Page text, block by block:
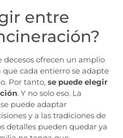
entre
decesos ofrecen un amplio
que cada entierro se adapte
Por tanto, se puede elegir
. Y no solo eso. La
puede adaptar
y a las tradiciones de
detalles pueden quedar ya